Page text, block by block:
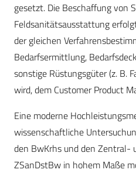
gesetzt. Die Beschaffung von
Feldsanitätsausstattung
der gleichen
Bedarfsermittlung,
sonstige Rüstungsgüter (z. B.
wird, dem Customer Product
Eine moderne
wissenschaftliche
den Bw­Krhs und den Zentral-
ZSanDstBw in hohem Maße